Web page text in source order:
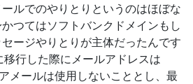
ルでのやりとりというのはほぼな
つてはソフトバンクドメインもし
ージやりとりが主体だったんです
行した際にメールアドレスは
メールは使用しないこととし、最